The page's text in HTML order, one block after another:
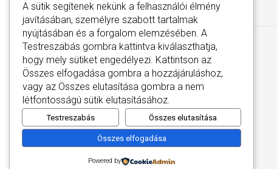
A sütik segítenek nekünk a felhasználói élmény
javításában, személyre szabott tartalmak
nyújtásában és a forgalom elemzésében. A
Testreszabás gombra kattintva kiválaszthatja,
hogy mely sütiket engedélyezi. Kattintson az
Összes elfogadása gombra a hozzájáruláshoz,
vagy az Összes elutasítása gombra a nem
létfontosságú sütik elutasításához.
Testreszabás Összes elutasítása
Összes elfogadása
Powered by